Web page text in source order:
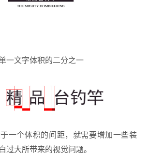
一文字体积的二分之一
一个体积的间距，就需要增加一些装
过大所带来的视觉问题。